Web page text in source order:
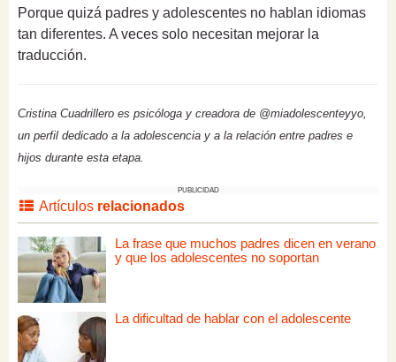
Porque quizá padres y adolescentes no hablan idiomas
tan diferentes. A veces solo necesitan mejorar la
traducción.
Cristina Cuadrillero es psicóloga y creadora de @miadolescenteyyo,
un perfil dedicado a la adolescencia y a la relación entre padres e
hijos durante esta etapa.
PUBLICIDAD
Artículos relacionados
La frase que muchos padres dicen en verano
y que los adolescentes no soportan
La dificultad de hablar con el adolescente